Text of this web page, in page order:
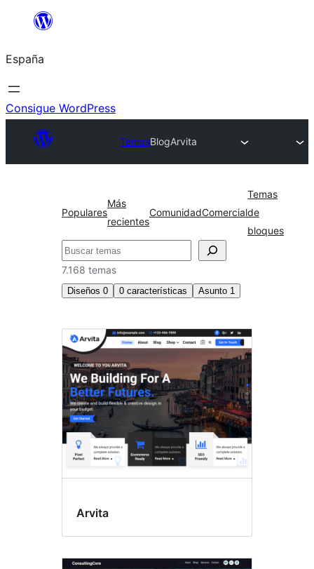
Saltar
contenido
España
Consigue WordPress
TemasBlogArvita
Populares
Más
recientes
ComunidadComercial
Temas
de
bloques
Buscar
7.168 temas
Diseños 0 0 características Asunto 1
Blog
Arvita